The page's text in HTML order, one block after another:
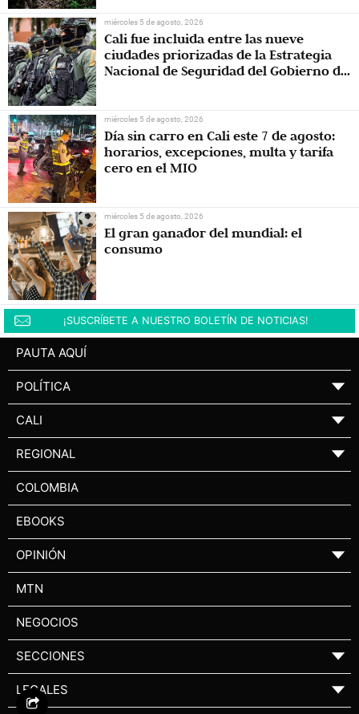
miércoles 5 de agosto, 2026
Cali fue incluida entre las nueve
ciudades priorizadas de la Estrategia
Nacional de Seguridad del Gobierno de
miércoles 5 de agosto, 2026
Día sin carro en Cali este 7 de agosto:
horarios, excepciones, multa y tarifa
cero en el MIO
miércoles 5 de agosto, 2026
El gran ganador del mundial: el
consumo
¡SUSCRÍBETE A NUESTRO BOLETÍN DE NOTICIAS!
PAUTA AQUÍ
POLÍTICA ▼
CALI ▼
REGIONAL ▼
COLOMBIA
EBOOKS
OPINIÓN ▼
MTN
NEGOCIOS
SECCIONES ▼
LEGALES ▼